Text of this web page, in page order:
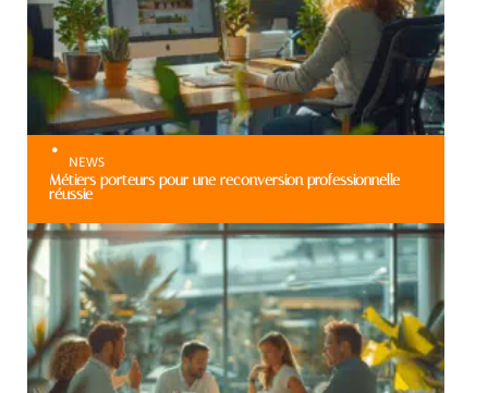
NEWS
Métiers porteurs pour une reconversion professionnelle
réussie